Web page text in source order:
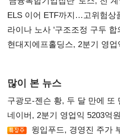
ELS 이어 ETF까지…고위험상
라이나 노사 '구조조정 구두 합
현대지에프홀딩스, 2분기 영
많이 본 뉴스
구광모-젠슨 황, 두 달 만에 또
네이버, 2분기 영업익 5203억
윙입푸드, 경영진 주가